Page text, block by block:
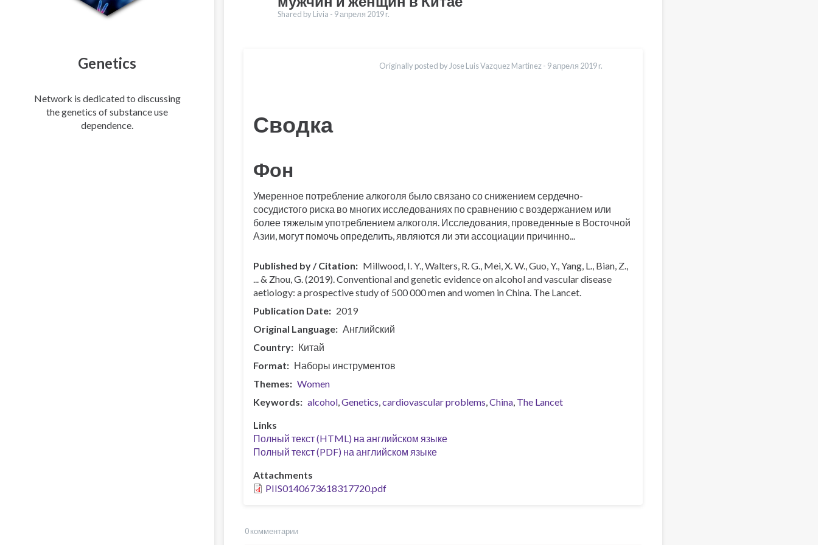
Genetics
Network is dedicated to discussing
the genetics of substance use
dependence.
Shared by Livia - 9 апреля 2019 r.
Originally posted by Jose Luis Vazquez Martinez - 9 апреля 2019 r.
Сводка
Фон
Умеренное потребление алкоголя было связано со снижением сердечно-
сосудистого риска во многих исследованиях по сравнению с воздержанием или
более тяжелым употреблением алкоголя. Исследования, проведенные в Восточной
Азии, могут помочь определить, являются ли эти ассоциации причинно...
Published by / Citation
Millwood, I. Y., Walters, R. G., Mei, X. W., Guo, Y., Yang, L., Bian, Z.,
... & Zhou, G. (2019). Conventional and genetic evidence on alcohol and vascular disease
aetiology: a prospective study of 500 000 men and women in China. The Lancet.
Publication Date
2019
Original Language
Английский
Country
Китай
Format
Наборы инструментов
Themes
Women
Keywords
alcohol Genetics cardiovascular problems China The Lancet
Links
Полный текст (HTML) на английском языке
Полный текст (PDF) на английском языке
Attachments
PIIS0140673618317720.pdf
0 комментарии